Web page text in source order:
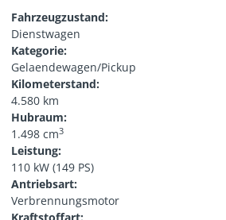
Fahrzeugzustand:
Dienstwagen
Kategorie:
Gelaendewagen/Pickup
Kilometerstand:
4.580 km
Hubraum:
1.498 cm3
Leistung:
110 kW (149 PS)
Antriebsart:
Verbrennungsmotor